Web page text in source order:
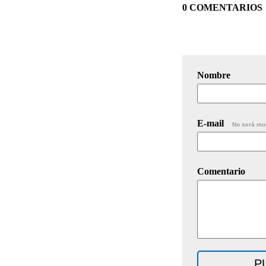
0 COMENTARIOS
Nombre
E-mail No será
Comentario